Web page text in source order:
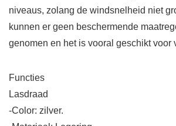
niveaus, zolang de windsnelheid niet
kunnen er geen beschermende
genomen en het is vooral geschikt voor
Functies
Lasdraad
-Color: zilver.